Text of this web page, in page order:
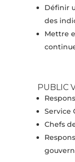
Définir
des
Mettre
PUBLIC
Service
Chefs